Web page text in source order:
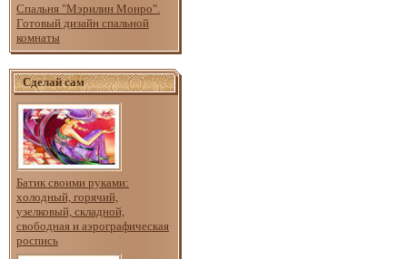
Спальня "Мэрилин Монро".
Готовый дизайн спальной
комнаты
Сделай сам
Батик своими руками:
холодный, горячий,
узелковый, складной,
свободная и аэрографическая
роспись